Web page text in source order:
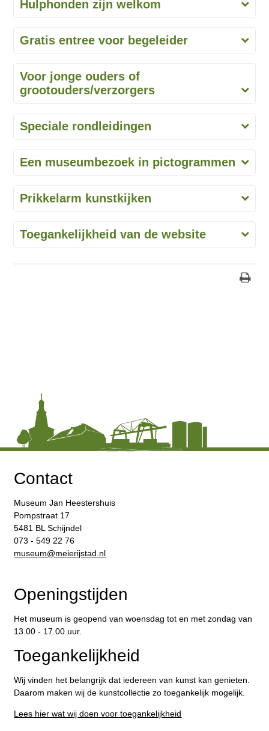
Hulphonden zijn welkom
Gratis entree voor begeleider
Voor jonge ouders of
grootouders/verzorgers
Speciale rondleidingen
Een museumbezoek in pictogrammen
Prikkelarm kunstkijken
Toegankelijkheid van de website
Contact
Museum Jan Heestershuis
Pompstraat 17
5481 BL Schijndel
073 - 549 22 76
​museum@meierijstad.nl
Openingstijden
Het museum is geopend van woensdag tot en met zondag van
13.00 - 17.00 uur.
Toegankelijkheid
Wij vinden het belangrijk dat iedereen van kunst kan genieten.
Daarom maken wij de kunstcollectie zo toegankelijk mogelijk.
Lees hier wat wij doen voor toegankelijkheid